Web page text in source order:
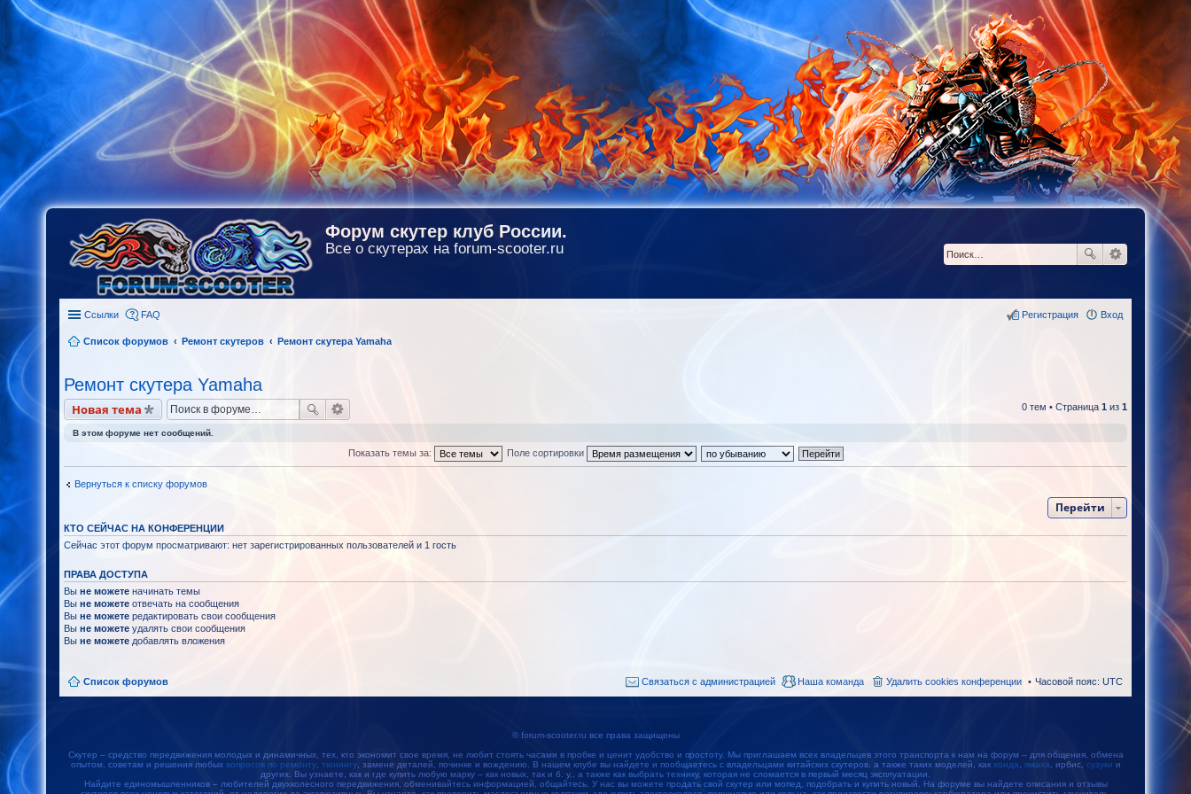
Форум скутер клуб России.
Все о скутерах на forum-scooter.ru
Ссылки FAQ Вход
Регистрация
Список форумов Ремонт скутеров Ремонт скутера Yamaha
Ремонт скутера Yamaha
Новая тема 0 тем • Страница 1 из 1
В этом форуме нет сообщений.
Показать темы за: Поле сортировки
Вернуться к списку форумов
Перейти
КТО СЕЙЧАС НА КОНФЕРЕНЦИИ
Сейчас этот форум просматривают: нет зарегистрированных пользователей и 1 гость
ПРАВА ДОСТУПА
Выне можете начинать темы
Выне можете отвечать на сообщения
Выне можете редактировать свои сообщения
Выне можете удалять свои сообщения
Выне можете добавлять вложения
Список форумов Часовой пояс: UTC
Удалить cookies конференции
Наша команда
Связаться с администрацией
© forum-scooter.ru все права защищены
Скутер – средство передвижения молодых и динамичных, тех, кто экономит свое время, не любит стоять часами в пробке и ценит удобство и простоту. Мы приглашаем всех владельцев этого транспорта к нам на форум – для общения, обмена
опытом, советам и решения любых вопросов по ремонту, тюнингу, замене деталей, починке и вождению. В нашем клубе вы найдете и пообщаетесь с владельцами китайских скутеров, а также таких моделей, как хонда ямаха , ирбис, сузуки и
других. Вы узнаете, как и где купить любую марку – как новых, так и б. у., а также как выбрать технику, которая не сломается в первый месяц эксплуатации.
Найдите единомышленников – любителей двухколесного передвижения, обменивайтесь информацией, общайтесь. У нас вы можете продать свой скутер или мопед, подобрать и купить новый. На форуме вы найдете описания и отзывы